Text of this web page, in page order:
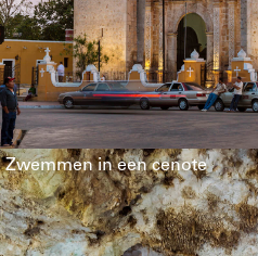
Zwemmen in een cenote